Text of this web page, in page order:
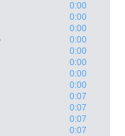
0:00
0:00
0:00
0:00
0:00
0:00
0:00
0:00
0:07
0:07
0:07
0:07